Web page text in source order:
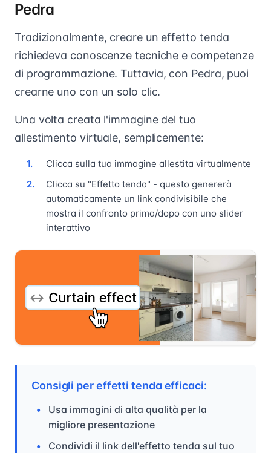
Pedra
Tradizionalmente, creare un effetto tenda
richiedeva conoscenze tecniche e competenze
di programmazione. Tuttavia, con Pedra, puoi
crearne uno con un solo clic.
Una volta creata l'immagine del tuo
allestimento virtuale, semplicemente:
Clicca sulla tua immagine allestita virtualmente
Clicca su "Effetto tenda" - questo genererà
automaticamente un link condivisibile che
mostra il confronto prima/dopo con uno slider
interattivo
Consigli per effetti tenda efficaci:
Usa immagini di alta qualità per la
migliore presentazione
Condividi il link dell'effetto tenda sul tuo